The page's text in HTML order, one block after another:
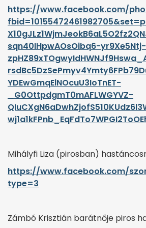
https://www.facebook.com/
sqn40IHpwAOsOibq6-
YDEwGmqElNOcuU3IoTnET-
_G0OttpdgmT0mAFLWGYVZ-
Mihályfi Liza (pirosban)
https://www.facebook.com/
type=3
Zámbó Krisztián barátnője piros